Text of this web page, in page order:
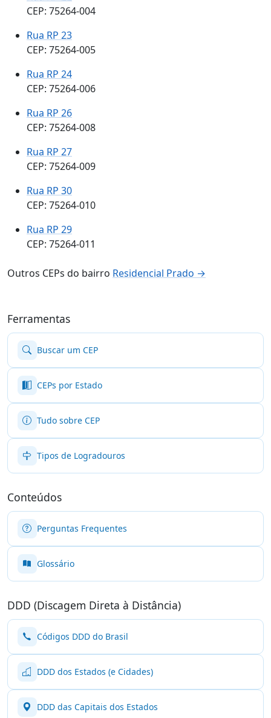
CEP: 75264-004
Rua RP 23
CEP: 75264-005
Rua RP 24
CEP: 75264-006
Rua RP 26
CEP: 75264-008
Rua RP 27
CEP: 75264-009
Rua RP 30
CEP: 75264-010
Rua RP 29
CEP: 75264-011
Outros CEPs do bairro Residencial Prado →
Ferramentas
Buscar um CEP
CEPs por Estado
Tudo sobre CEP
Tipos de Logradouros
Conteúdos
Perguntas Frequentes
Glossário
DDD (Discagem Direta à Distância)
Códigos DDD do Brasil
DDD dos Estados (e Cidades)
DDD das Capitais dos Estados